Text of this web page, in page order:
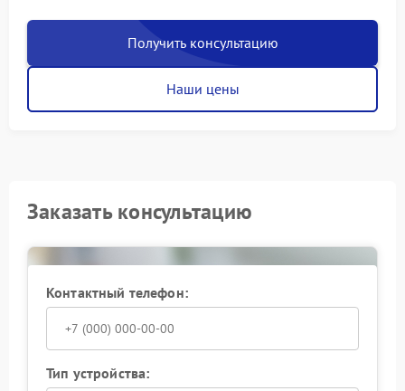
Получить консультацию
Наши цены
Заказать консультацию
Контактный телефон:
Тип устройства: